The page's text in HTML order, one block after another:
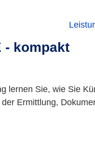
- kompakt
lernen Sie, wie Sie
Ermittlung,